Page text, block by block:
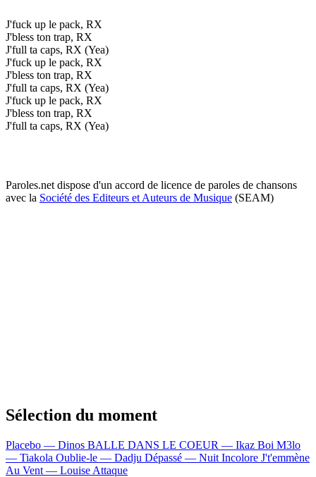
J'fuck up le pack, RX
J'bless ton trap, RX
J'full ta caps, RX (Yea)
J'fuck up le pack, RX
J'bless ton trap, RX
J'full ta caps, RX (Yea)
J'fuck up le pack, RX
J'bless ton trap, RX
J'full ta caps, RX (Yea)
Paroles.net dispose d'un accord de licence de paroles de chansons
avec la Société des Editeurs et Auteurs de Musique (SEAM)
Sélection du moment
Placebo — Dinos BALLE DANS LE COEUR — Ikaz Boi M3lo
— Tiakola Oublie-le — Dadju Dépassé — Nuit Incolore J't'emmène
Au Vent — Louise Attaque